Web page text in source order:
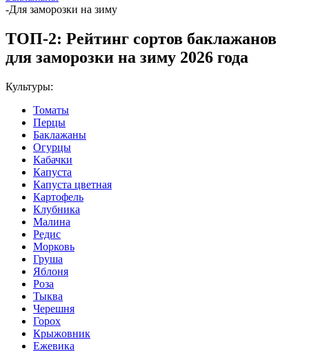
-Для заморозки на зиму
ТОП-2: Рейтинг сортов баклажанов
для заморозки на зиму 2026 года
Культуры:
Томаты
Перцы
Баклажаны
Огурцы
Кабачки
Капуста
Капуста цветная
Картофель
Клубника
Малина
Редис
Морковь
Груша
Яблоня
Роза
Тыква
Черешня
Горох
Крыжовник
Ежевика